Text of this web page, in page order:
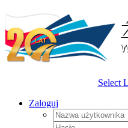
Select
Zaloguj